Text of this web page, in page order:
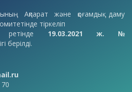
Ақпарат және қоғамдық даму
тіркеліп
ретінде 19.03.2021 ж. №
берілді.